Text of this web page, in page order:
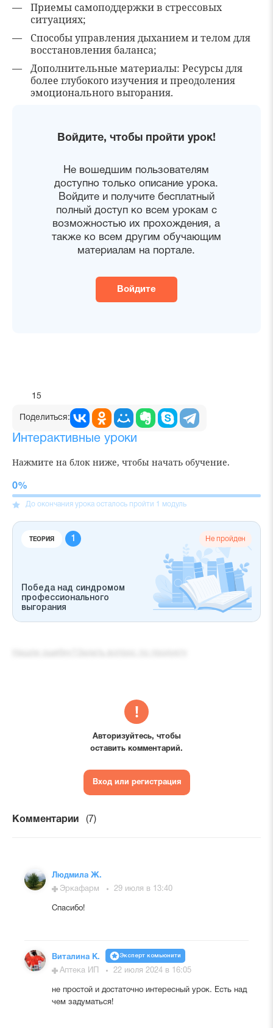
Приемы самоподдержки в стрессовых
ситуациях;
Способы управления дыханием и телом для
восстановления баланса;
Дополнительные материалы: Ресурсы для
более глубокого изучения и преодоления
эмоционального выгорания.
Войдите, чтобы пройти урок!
Не вошедшим пользователям
доступно только описание урока.
Войдите и получите бесплатный
полный доступ ко всем урокам с
возможностью их прохождения, а
также ко всем другим обучающим
материалам на портале.
Войдите
15
Поделиться:
Интерактивные уроки
Нажмите на блок ниже, чтобы начать обучение.
Прогресс
выполнения
До окончания урока осталось пройти 1 модуль
ТЕОРИЯ Не пройден
Победа над синдромом
профессионального
выгорания
Авторизуйтесь, чтобы
оставить комментарий.
Вход или регистрация
Комментарии (7)
Людмила Ж.
Эркафарм
29 июля в 13:40
Спасибо!
Виталина К. Эксперт комьюнити
Аптека ИП 22 июля 2024 в 16:05
не простой и достаточно интересный урок. Есть над
чем задуматься!